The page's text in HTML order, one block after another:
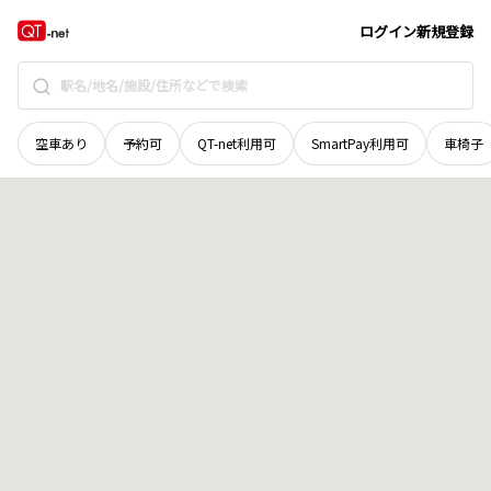
ログイン新規登録
空車あり 予約可 QT-net利用可 SmartPay利用可 車椅子
茨城県